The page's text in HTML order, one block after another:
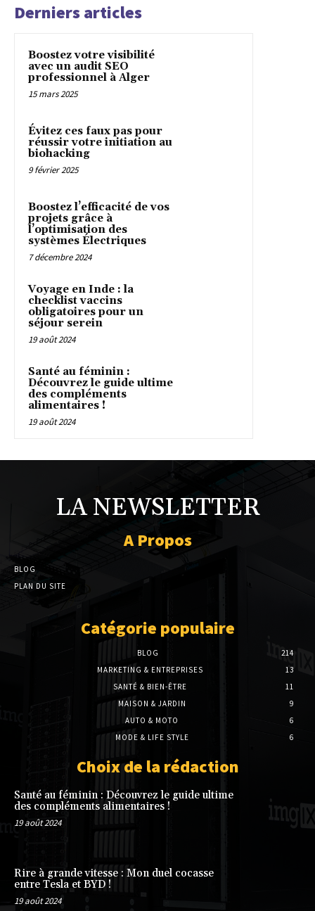
Derniers articles
Boostez votre visibilité
avec un audit SEO
professionnel à Alger
15 mars 2025
Évitez ces faux pas pour
réussir votre initiation au
biohacking
9 février 2025
Boostez l’efficacité de vos
projets grâce à
l’optimisation des
systèmes Électriques
7 décembre 2024
Voyage en Inde : la
checklist vaccins
obligatoires pour un
séjour serein
19 août 2024
Santé au féminin :
Découvrez le guide ultime
des compléments
alimentaires !
19 août 2024
LA NEWSLETTER
A Propos
BLOG
PLAN DU SITE
Catégorie populaire
BLOG
214
MARKETING & ENTREPRISES
13
SANTÉ & BIEN-ÊTRE
11
MAISON & JARDIN
9
AUTO & MOTO
6
MODE & LIFE STYLE
6
Choix de la rédaction
Santé au féminin : Découvrez le guide ultime
des compléments alimentaires !
19 août 2024
Rire à grande vitesse : Mon duel cocasse
entre Tesla et BYD !
19 août 2024